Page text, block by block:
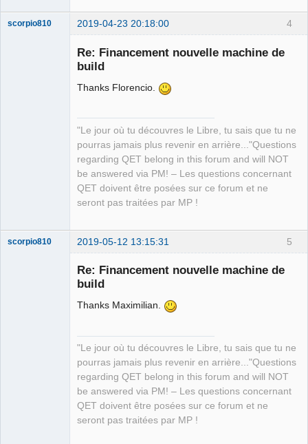
4
scorpio810 2019-04-23 20:18:00
Re: Financement nouvelle machine de
build
Thanks Florencio.
"Le jour où tu découvres le Libre, tu sais que tu ne
pourras jamais plus revenir en arrière..."Questions
regarding QET belong in this forum and will NOT
be answered via PM! – Les questions concernant
QET doivent être posées sur ce forum et ne
seront pas traitées par MP !
5
scorpio810 2019-05-12 13:15:31
Re: Financement nouvelle machine de
build
Thanks Maximilian.
"Le jour où tu découvres le Libre, tu sais que tu ne
pourras jamais plus revenir en arrière..."Questions
regarding QET belong in this forum and will NOT
be answered via PM! – Les questions concernant
QET doivent être posées sur ce forum et ne
seront pas traitées par MP !